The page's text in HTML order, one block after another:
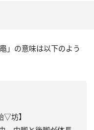
」の意味は以下のよう
▽坊】